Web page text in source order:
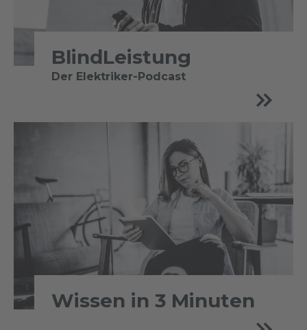
BlindLeistung
Der Elektriker-Podcast
Wissen in 3 Minuten